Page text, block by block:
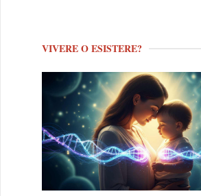
VIVERE O ESISTERE?